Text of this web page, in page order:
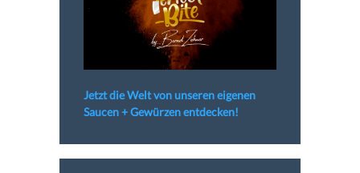
Jetzt die Welt von unseren eigenen
Saucen + Gewürzen entdecken!